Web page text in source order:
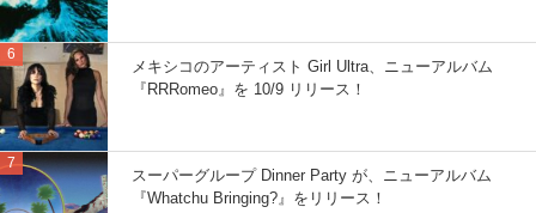
メキシコのアーティスト Girl Ultra、ニューアルバム
『RRRomeo』を 10/9 リリース！
スーパーグループ Dinner Party が、ニューアルバム
『Whatchu Bringing?』をリリース！